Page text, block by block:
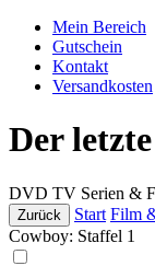
Mein Bereich
Gutschein
Kontakt
Versandkosten
Der
DVD TV Serien &
Zurück Start Film
Cowboy: Staffel 1